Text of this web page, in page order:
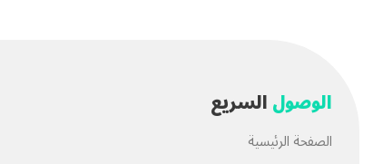
الوصولالسريع
الصفحة الرئيسية